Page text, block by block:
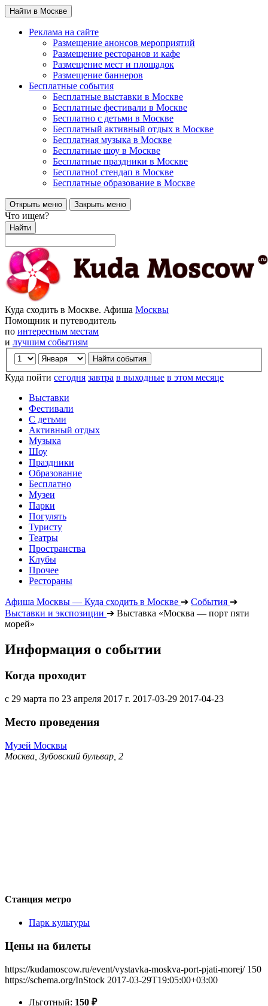
Найти в Москве
Реклама на сайте
Размещение анонсов мероприятий
Размещение ресторанов и кафе
Размещение мест и площадок
Размещение баннеров
Бесплатные события
Бесплатные выставки в Москве
Бесплатные фестивали в Москве
Бесплатно с детьми в Москве
Бесплатный активный отдых в Москве
Бесплатная музыка в Москве
Бесплатные шоу в Москве
Бесплатные праздники в Москве
Бесплатно! стендап в Москве
Бесплатные образование в Москве
Открыть меню Закрыть меню
Что ищем?
Найти
Куда сходить в Москве. Афиша Москвы
Помощник и путеводитель
по интересным местам
и лучшим событиям
Куда пойти сегодня завтра в выходные в этом месяце
Выставки
Фестивали
С детьми
Активный отдых
Музыка
Шоу
Праздники
Образование
Бесплатно
Музеи
Парки
Погулять
Туристу
Театры
Пространства
Клубы
Прочее
Рестораны
Афиша Москвы — Куда сходить в Москве ➔ События ➔
Выставки и экспозиции ➔ Выставка «Москва — порт пяти
морей»
Информация о событии
Когда проходит
с 29 марта по 23 апреля 2017 г. 2017-03-29 2017-04-23
Место проведения
Музей Москвы
Москва, Зубовский бульвар, 2
Станция метро
Парк культуры
Цены на билеты
https://kudamoscow.ru/event/vystavka-moskva-port-pjati-morej/ 150
https://schema.org/InStock 2017-03-29T19:05:00+03:00
Льготный: 150 ₽